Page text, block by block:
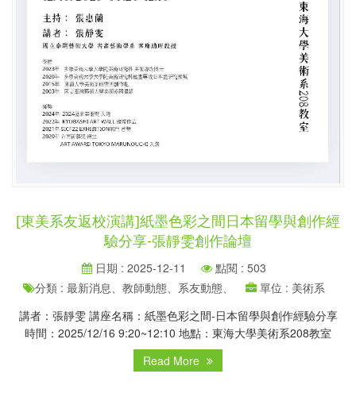
[東美系友返校演講]紙墨色彩之間日本留學與創作經
驗分享-張靜雯創作論壇
日期 : 2025-12-11
點閱 : 503
分類 : 最新消息、教師動態、系友動態、
單位 : 美術系
講者：張靜雯 講座名稱：紙墨色彩之間-日本留學與創作經驗分享
時間：2025/12/16 9:20~12:10 地點：東海大學美術系208教室
Read More